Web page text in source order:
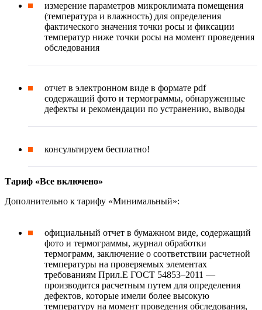
измерение параметров микроклимата помещения
(температура и влажность) для определения
фактического значения точки росы и фиксации
температур ниже точки росы на момент проведения
обследования
отчет в электронном виде в формате pdf
содержащий фото и термограммы, обнаруженные
дефекты и рекомендации по устранению, выводы
консультируем бесплатно!
Тариф «Все включено»
Дополнительно к тарифу «Минимальный»:
официальный отчет в бумажном виде, содержащий
фото и термограммы, журнал обработки
термограмм, заключение о соответствии расчетной
температуры на проверяемых элементах
требованиям Прил.Е ГОСТ 54853–2011 —
производится расчетным путем для определения
дефектов, которые имели более высокую
температуру на момент проведения обследования,